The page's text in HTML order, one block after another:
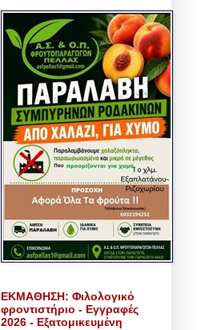
ΕΚΜΑΘΗΣΗ: Φιλολογικό
φροντιστήριο - Εγγραφές
2026 - Εξατομικευμένη